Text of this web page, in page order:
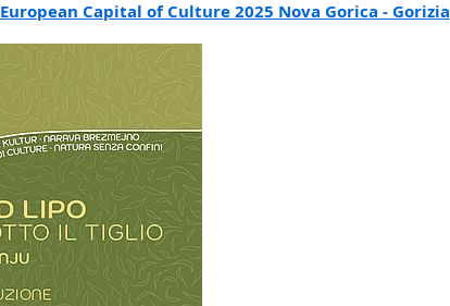
European Capital of Culture 2025 Nova Gorica - Gorizia